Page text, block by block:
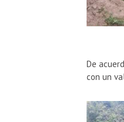
De
con un